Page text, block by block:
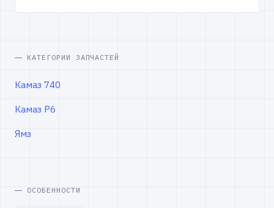
КАТЕГОРИИ ЗАПЧАСТЕЙ
Камаз 740
Камаз Р6
Ямз
ОСОБЕННОСТИ